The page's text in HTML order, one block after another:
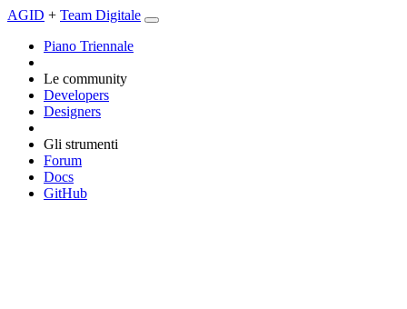
AGID + Team Digitale
Piano Triennale
Le community
Developers
Designers
Gli strumenti
Forum
Docs
GitHub